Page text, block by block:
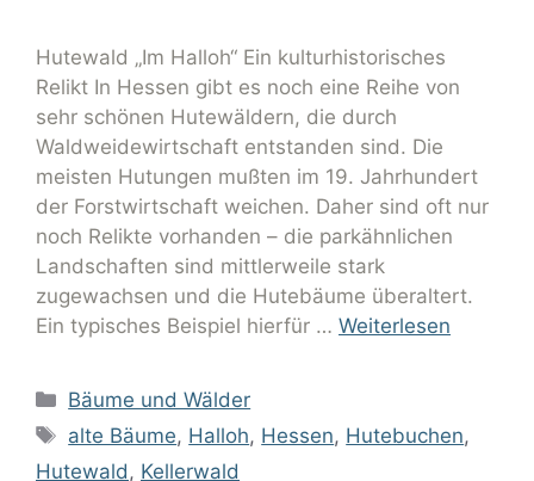
Hutewald „Im Halloh“ Ein kulturhistorisches
Relikt In Hessen gibt es noch eine Reihe von
sehr schönen Hutewäldern, die durch
Waldweidewirtschaft entstanden sind. Die
meisten Hutungen mußten im 19. Jahrhundert
der Forstwirtschaft weichen. Daher sind oft nur
noch Relikte vorhanden – die parkähnlichen
Landschaften sind mittlerweile stark
zugewachsen und die Hutebäume überaltert.
Ein typisches Beispiel hierfür … Weiterlesen
Bäume und Wälder
alte Bäume, Halloh, Hessen, Hutebuchen,
Hutewald, Kellerwald